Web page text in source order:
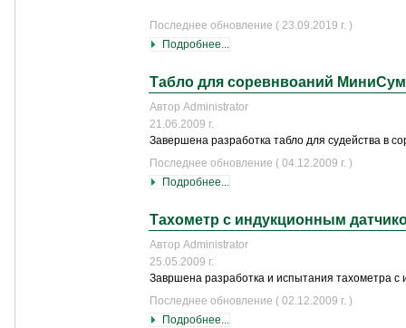
Последнее обновление ( 23.09.2019 г. )
Подробнее...
Табло для соревнвоаний
Автор Administrator
21.06.2009 г.
Завершена разработка табло для судейства в
Последнее обновление ( 04.12.2009 г. )
Подробнее...
Тахометр с индукционным
Автор Administrator
25.05.2009 г.
Завршена разработка и испытания тахометра с
Последнее обновление ( 02.12.2009 г. )
Подробнее...